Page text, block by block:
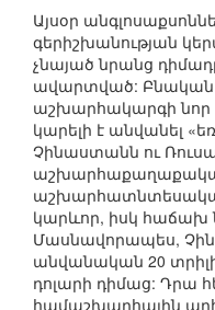
Այսօր
գերիշխանության
չնայած նրանց
ավարտված: Բնական
աշխարհակարգի նոր
կարելի է անվանել
Չինաստանն ու
աշխարհատնտեսական
կարևոր, իսկ հաճախ
Մասնավորապես,
անվանական 20
դոլարի դիմաց: Դրա
համաշխարհային